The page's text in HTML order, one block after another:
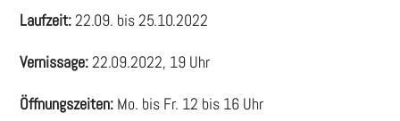
Laufzeit:22.09. bis 25.10.2022
Vernissage:22.09.2022, 19 Uhr
Öffnungszeiten: Mo. bis Fr. 12 bis 16 Uhr